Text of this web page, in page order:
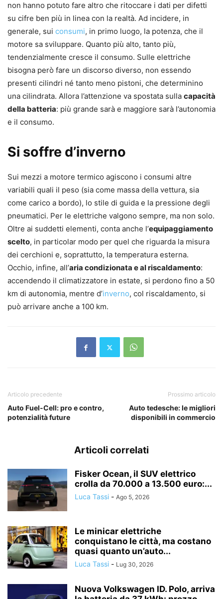
non hanno potuto fare altro che ritoccare i dati per difetti
su cifre ben più in linea con la realtà. Ad incidere, in
generale, sui consumi, in primo luogo, la potenza, che il
motore sa sviluppare. Quanto più alto, tanto più,
tendenzialmente cresce il consumo. Sulle elettriche
bisogna però fare un discorso diverso, non essendo
presenti cilindri né tanto meno pistoni, che determinino
una cilindrata. Allora l’attenzione va spostata sulla capacità
della batteria: più grande sarà e maggiore sarà l’autonomia
e il consumo.
Si soffre d’inverno
Sui mezzi a motore termico agiscono i consumi altre
variabili quali il peso (sia come massa della vettura, sia
come carico a bordo), lo stile di guida e la pressione degli
pneumatici. Per le elettriche valgono sempre, ma non solo.
Oltre ai suddetti elementi, conta anche l’equipaggiamento
scelto, in particolar modo per quel che riguarda la misura
dei cerchioni e, soprattutto, la temperatura esterna.
Occhio, infine, all’aria condizionata e al riscaldamento:
accendendo il climatizzatore in estate, si perdono fino a 50
km di autonomia, mentre d’inverno, col riscaldamento, si
può arrivare anche a 100 km.
Articolo precedente
Auto Fuel-Cell: pro e contro,
potenzialità future
Prossimo articolo
Auto tedesche: le migliori
disponibili in commercio
Articoli correlati
Fisker Ocean, il SUV elettrico
crolla da 70.000 a 13.500 euro:...
Luca Tassi - Ago 5, 2026
Le minicar elettriche
conquistano le città, ma costano
quasi quanto un’auto...
Luca Tassi - Lug 30, 2026
Nuova Volkswagen ID. Polo, arriva